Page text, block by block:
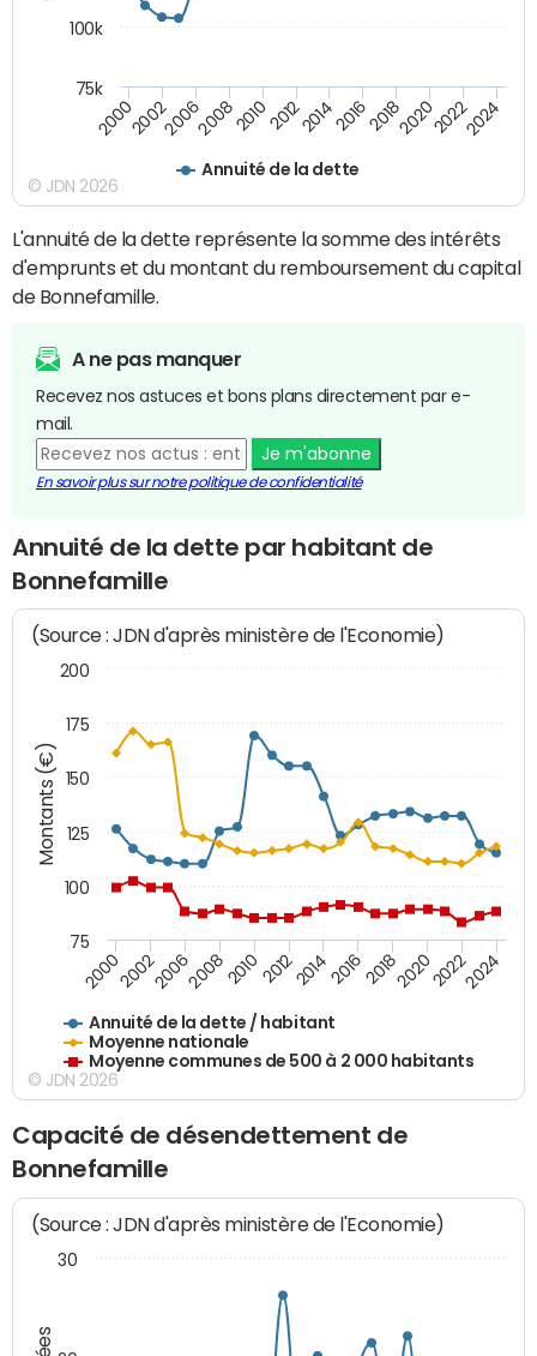
Annuité de la dette
200020022006200820102012201420162018202020222024
100k
75k
© JDN 2026
L'annuité de la dette représente la somme des intérêts
d'emprunts et du montant du remboursement du capital
de Bonnefamille.
A ne pas manquer
Recevez nos astuces et bons plans directement par e-
mail.
Je m'abonne
En savoir plus sur notre politique de confidentialité
Annuité de la dette par habitant de
Bonnefamille
Montants (€)
(Source : JDN d'après ministère de l'Economie)
Annuité de la dette / habitant
Moyenne nationale
Moyenne communes de 500 à 2 000 habitants
200020022006200820102012201420162018202020222024
75
100
125
150
175
200
© JDN 2026
Capacité de désendettement de
Bonnefamille
(Source : JDN d'après ministère de l'Economie)
30